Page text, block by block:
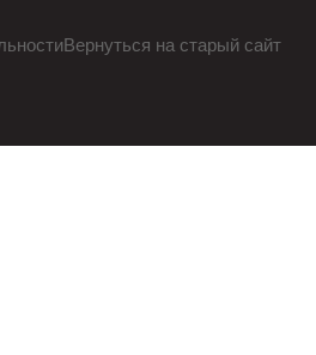
Вернуться на старый сайт